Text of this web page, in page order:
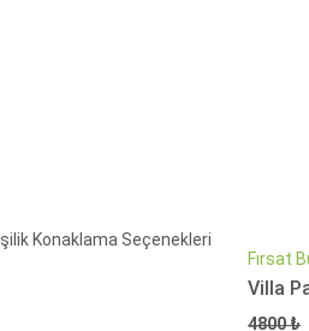
Fırsat
Villa
Fiyat
4800 ₺